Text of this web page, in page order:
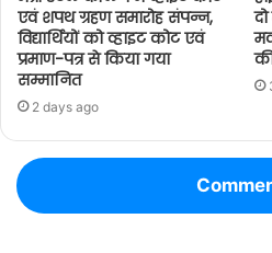
एवं शपथ ग्रहण समारोह संपन्न,
विद्यार्थियों को व्हाइट कोट एवं
प्रमाण-पत्र से किया गया
सम्मानित
2 days ago